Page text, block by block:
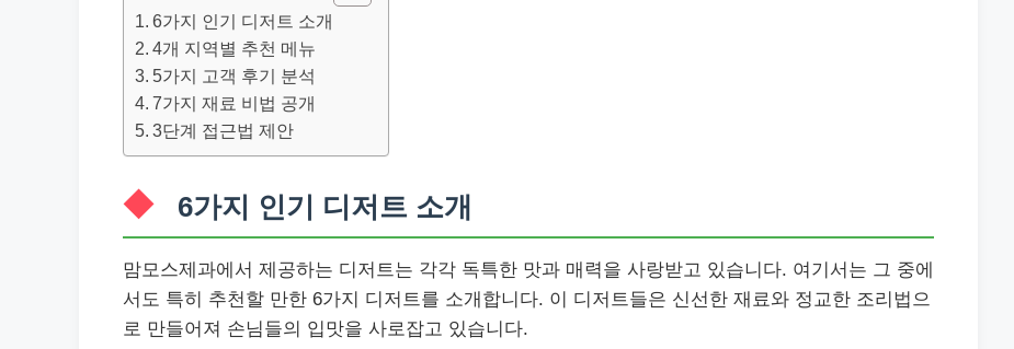
6가지 인기 디저트 소개
4개 지역별 추천 메뉴
5가지 고객 후기 분석
7가지 재료 비법 공개
3단계 접근법 제안
6가지 인기 디저트 소개
맘모스제과에서 제공하는 디저트는 각각 독특한 맛과 매력을 사랑받고 있습니다. 여기서는 그 중에
서도 특히 추천할 만한 6가지 디저트를 소개합니다. 이 디저트들은 신선한 재료와 정교한 조리법으
로 만들어져 손님들의 입맛을 사로잡고 있습니다.